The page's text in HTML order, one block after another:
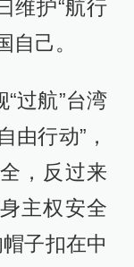
维护“航行
自己。
过航”台湾
由行动”，
，反过来
主权安全
子扣在中